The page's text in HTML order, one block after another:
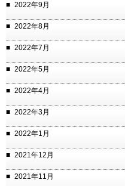
2022年9月
2022年8月
2022年7月
2022年5月
2022年4月
2022年3月
2022年1月
2021年12月
2021年11月